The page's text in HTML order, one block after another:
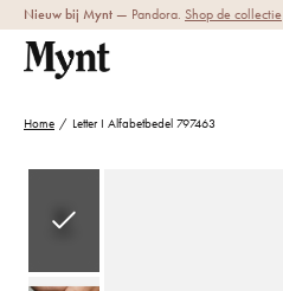
Nieuw bij Mynt — Pandora. Shop de collectie
Home / Letter I Alfabetbedel 797463